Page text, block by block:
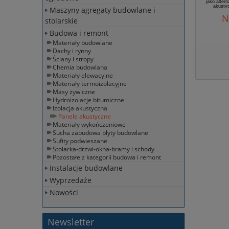
Maszyny agregaty budowlane i
stolarskie
Budowa i remont
Materiały budowlane
Dachy i rynny
Ściany i stropy
Chemia budowlana
Materiały elewacyjne
Materiały termoizolacyjne
Masy żywiczne
Hydroizolacje bitumiczne
Izolacja akustyczna
Panele akustyczne
Materiały wykończeniowe
Sucha zabudowa płyty budowlane
Sufity podwieszane
Stolarka-drzwi-okna-bramy i schody
Pozostałe z kategorii budowa i remont
Instalacje budowlane
Wyprzedaże
Nowości
Newsletter
jako